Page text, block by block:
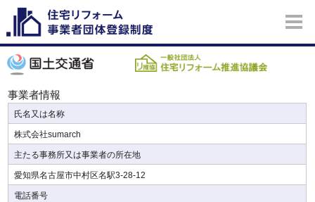
事業者情報
氏名又は名称
株式会社sumarch
主たる事務所又は事業者の所在地
愛知県名古屋市中村区名駅3-28-12
電話番号